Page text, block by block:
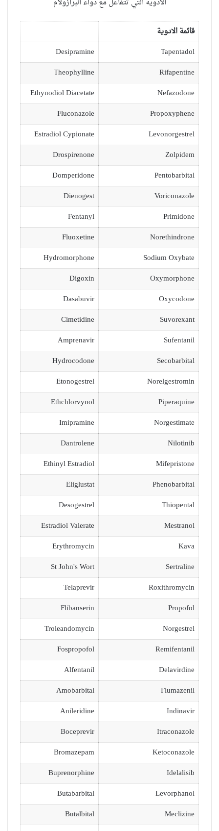
قائمة الادوية
Tapentadol
Desipramine
Rifapentine
Theophylline
Nefazodone
Ethynodiol Diacetate
Propoxyphene
Fluconazole
Levonorgestrel
Estradiol Cypionate
Zolpidem
Drospirenone
Pentobarbital
Domperidone
Voriconazole
Dienogest
Primidone
Fentanyl
Norethindrone
Fluoxetine
Sodium Oxybate
Hydromorphone
Oxymorphone
Digoxin
Oxycodone
Dasabuvir
Suvorexant
Cimetidine
Sufentanil
Amprenavir
Secobarbital
Hydrocodone
Norelgestromin
Etonogestrel
Piperaquine
Ethchlorvynol
Norgestimate
Imipramine
Nilotinib
Dantrolene
Mifepristone
Ethinyl Estradiol
Phenobarbital
Eliglustat
Thiopental
Desogestrel
Mestranol
Estradiol Valerate
Kava
Erythromycin
Sertraline
St John's Wort
Roxithromycin
Telaprevir
Propofol
Flibanserin
Norgestrel
Troleandomycin
Remifentanil
Fospropofol
Delavirdine
Alfentanil
Flumazenil
Amobarbital
Indinavir
Anileridine
Itraconazole
Boceprevir
Ketoconazole
Bromazepam
Idelalisib
Buprenorphine
Levorphanol
Butabarbital
Meclizine
Butalbital